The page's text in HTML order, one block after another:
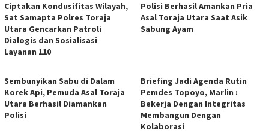
Ciptakan Kondusifitas Wilayah,
Sat Samapta Polres Toraja
Utara Gencarkan Patroli
Dialogis dan Sosialisasi
Layanan 110
Polisi Berhasil Amankan Pria
Asal Toraja Utara Saat Asik
Sabung Ayam
Sembunyikan Sabu di Dalam
Korek Api, Pemuda Asal Toraja
Utara Berhasil Diamankan
Polisi
Briefing Jadi Agenda Rutin
Pemdes Topoyo, Marlin :
Bekerja Dengan Integritas
Membangun Dengan
Kolaborasi